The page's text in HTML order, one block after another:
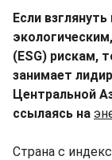
Если
(ESG) рискам,
занимает
Центральной
ссылаясь на
Страна с